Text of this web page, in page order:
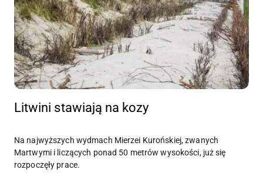
Litwini stawiają na kozy
Na najwyższych wydmach Mierzei Kurońskiej, zwanych
Martwymi i liczących ponad 50 metrów wysokości, już się
rozpoczęły prace.